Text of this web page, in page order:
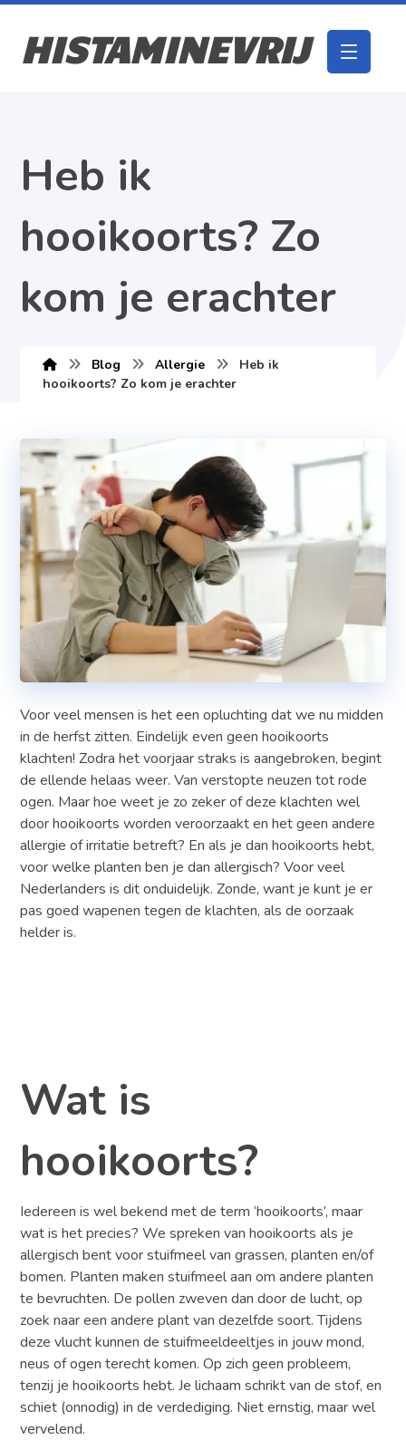
HISTAMINEVRIJ
Heb ik
hooikoorts? Zo
kom je erachter
Blog Allergie
Heb ik
hooikoorts? Zo kom je erachter
Voor veel mensen is het een opluchting dat we nu midden
in de herfst zitten. Eindelijk even geen hooikoorts
klachten! Zodra het voorjaar straks is aangebroken, begint
de ellende helaas weer. Van verstopte neuzen tot rode
ogen. Maar hoe weet je zo zeker of deze klachten wel
door hooikoorts worden veroorzaakt en het geen andere
allergie of irritatie betreft? En als je dan hooikoorts hebt,
voor welke planten ben je dan allergisch? Voor veel
Nederlanders is dit onduidelijk. Zonde, want je kunt je er
pas goed wapenen tegen de klachten, als de oorzaak
helder is.
Wat is
hooikoorts?
Iedereen is wel bekend met de term ‘hooikoorts’, maar
wat is het precies? We spreken van hooikoorts als je
allergisch bent voor stuifmeel van grassen, planten en/of
bomen. Planten maken stuifmeel aan om andere planten
te bevruchten. De pollen zweven dan door de lucht, op
zoek naar een andere plant van dezelfde soort. Tijdens
deze vlucht kunnen de stuifmeeldeeltjes in jouw mond,
neus of ogen terecht komen. Op zich geen probleem,
tenzij je hooikoorts hebt. Je lichaam schrikt van de stof, en
schiet (onnodig) in de verdediging. Niet ernstig, maar wel
vervelend.